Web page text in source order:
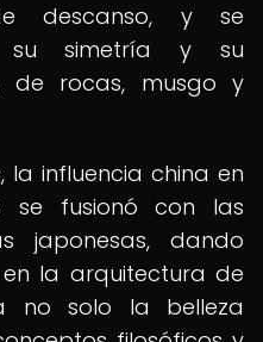
descanso, y se
su simetría y su
de rocas, musgo y
la influencia china en
se fusionó con las
japonesas, dando
la arquitectura de
no solo la belleza